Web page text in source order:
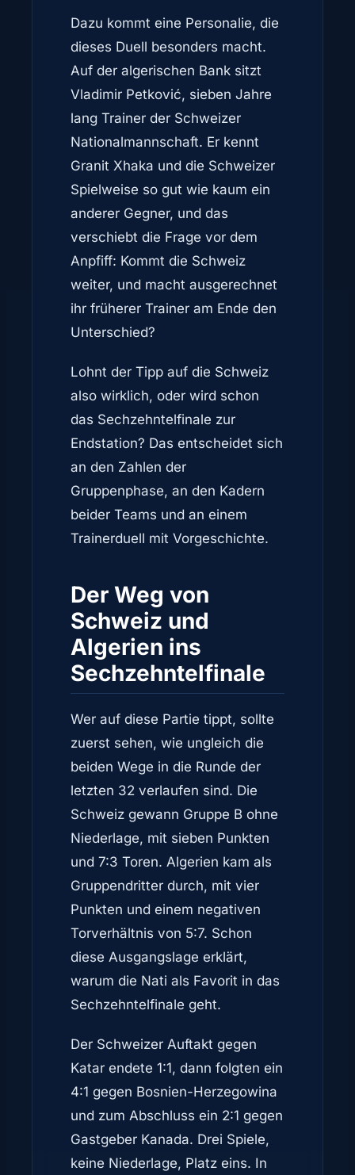
Dazu kommt eine Personalie, die
dieses Duell besonders macht.
Auf der algerischen Bank sitzt
Vladimir Petković, sieben Jahre
lang Trainer der Schweizer
Nationalmannschaft. Er kennt
Granit Xhaka und die Schweizer
Spielweise so gut wie kaum ein
anderer Gegner, und das
verschiebt die Frage vor dem
Anpfiff: Kommt die Schweiz
weiter, und macht ausgerechnet
ihr früherer Trainer am Ende den
Unterschied?
Lohnt der Tipp auf die Schweiz
also wirklich, oder wird schon
das Sechzehntelfinale zur
Endstation? Das entscheidet sich
an den Zahlen der
Gruppenphase, an den Kadern
beider Teams und an einem
Trainerduell mit Vorgeschichte.
Der Weg von
Schweiz und
Algerien ins
Sechzehntelfinale
Wer auf diese Partie tippt, sollte
zuerst sehen, wie ungleich die
beiden Wege in die Runde der
letzten 32 verlaufen sind. Die
Schweiz gewann Gruppe B ohne
Niederlage, mit sieben Punkten
und 7:3 Toren. Algerien kam als
Gruppendritter durch, mit vier
Punkten und einem negativen
Torverhältnis von 5:7. Schon
diese Ausgangslage erklärt,
warum die Nati als Favorit in das
Sechzehntelfinale geht.
Der Schweizer Auftakt gegen
Katar endete 1:1, dann folgten ein
4:1 gegen Bosnien-Herzegowina
und zum Abschluss ein 2:1 gegen
Gastgeber Kanada. Drei Spiele,
keine Niederlage, Platz eins. In